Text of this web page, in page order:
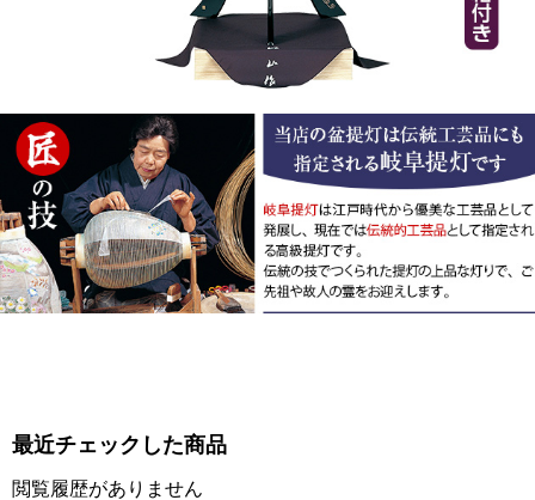
最近チェックした商品
閲覧履歴がありません